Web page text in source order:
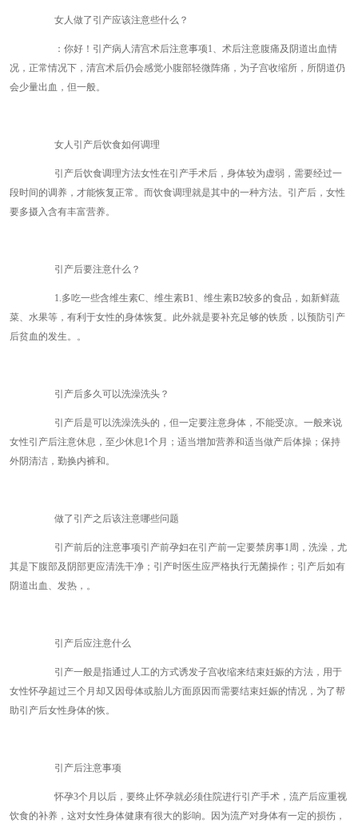
女人做了引产应该注意些什么？
：你好！引产病人清宫术后注意事项1、术后注意腹痛及阴道出血情
况，正常情况下，清宫术后仍会感觉小腹部轻微阵痛，为子宫收缩所，所阴道仍
会少量出血，但一般。
女人引产后饮食如何调理
引产后饮食调理方法女性在引产手术后，身体较为虚弱，需要经过一
段时间的调养，才能恢复正常。而饮食调理就是其中的一种方法。引产后，女性
要多摄入含有丰富营养。
引产后要注意什么？
1.多吃一些含维生素C、维生素B1、维生素B2较多的食品，如新鲜蔬
菜、水果等，有利于女性的身体恢复。此外就是要补充足够的铁质，以预防引产
后贫血的发生。。
引产后多久可以洗澡洗头？
引产后是可以洗澡洗头的，但一定要注意身体，不能受凉。一般来说
女性引产后注意休息，至少休息1个月；适当增加营养和适当做产后体操；保持
外阴清洁，勤换内裤和。
做了引产之后该注意哪些问题
引产前后的注意事项引产前孕妇在引产前一定要禁房事1周，洗澡，尤
其是下腹部及阴部更应清洗干净；引产时医生应严格执行无菌操作；引产后如有
阴道出血、发热，。
引产后应注意什么
引产一般是指通过人工的方式诱发子宫收缩来结束妊娠的方法，用于
女性怀孕超过三个月却又因母体或胎儿方面原因而需要结束妊娠的情况，为了帮
助引产后女性身体的恢。
引产后注意事项
怀孕3个月以后，要终止怀孕就必须住院进行引产手术，流产后应重视
饮食的补养，这对女性身体健康有很大的影响。因为流产对身体有一定的损伤，